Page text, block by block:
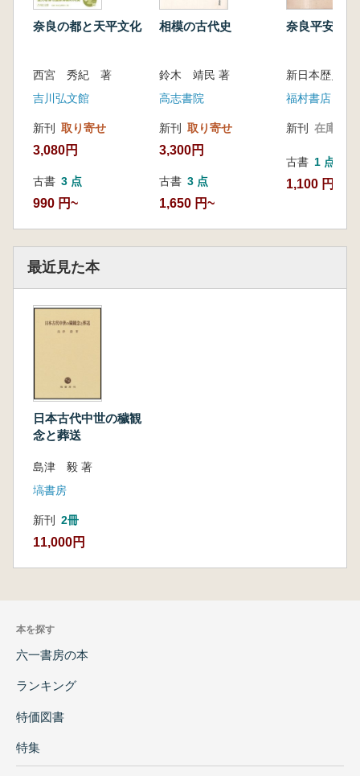
奈良の都と天平文化
西宮 秀紀 著
吉川弘文館
新刊 取り寄せ
3,080円
古書 3 点
990 円~
相模の古代史
鈴木 靖民 著
高志書院
新刊 取り寄せ
3,300円
古書 3 点
1,650 円~
奈良平安時代
新日本歴史学
福村書店
新刊 在庫なし
古書 1 点
1,100 円
最近見た本
日本古代中世の穢観
念と葬送
島津 毅 著
塙書房
新刊 2冊
11,000円
本を探す
六一書房の本
ランキング
特価図書
特集